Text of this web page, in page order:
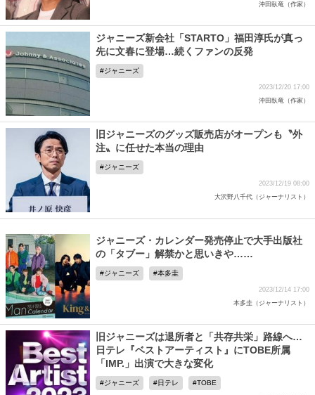
沖田臥竜（作家）
ジャニーズ新会社「STARTO」福田淳氏が真っ
先に文春に登場…続くファンの反発
ジャニーズ
2023/12/20 17:00
沖田臥竜（作家）
旧ジャニーズのグッズ販売店がオープンも〝外
注〟に任せた本当の理由
ジャニーズ
2023/12/19 08:00
大沢野八千代（ジャーナリスト）
ジャニーズ・カレンダー発売停止で大手出版社
の「タブー」解禁かと思いきや……
ジャニーズ 本多圭
2023/12/14 17:00
本多圭（ジャーナリスト）
旧ジャニーズは退所者と「共存共栄」路線へ…
日テレ『ベストアーティスト』にTOBE所属
「IMP.」出演で大きな変化
ジャニーズ 日テレ TOBE